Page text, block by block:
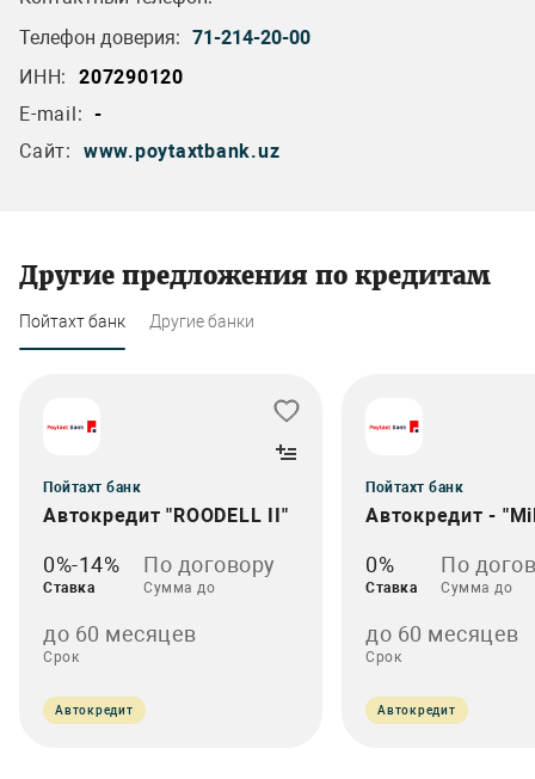
Телефон доверия: 71-214-20-00
ИНН:
207290120
E-mail: -
Сайт:
www.poytaxtbank.uz
Другие предложения по кредитам
Пойтахт банк Другие банки
Пойтахт банк
Автокредит "ROODELL II"
0%-14%
Ставка
По договору
Сумма до
до 60 месяцев
Срок
Автокредит
Пойтахт банк
Автокредит -
0%
Ставка
По
Сумма до
до 60 месяцев
Срок
Автокредит